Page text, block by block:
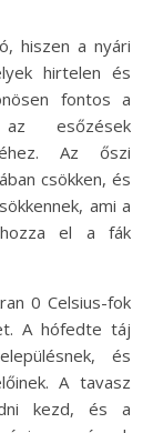
hiszen a nyári
hirtelen és
fontos a
esőzések
Az őszi
csökken, és
ami a
hozza el a fák
0 Celsius-fok
A hófedte táj
és
A tavasz
kezd, és a